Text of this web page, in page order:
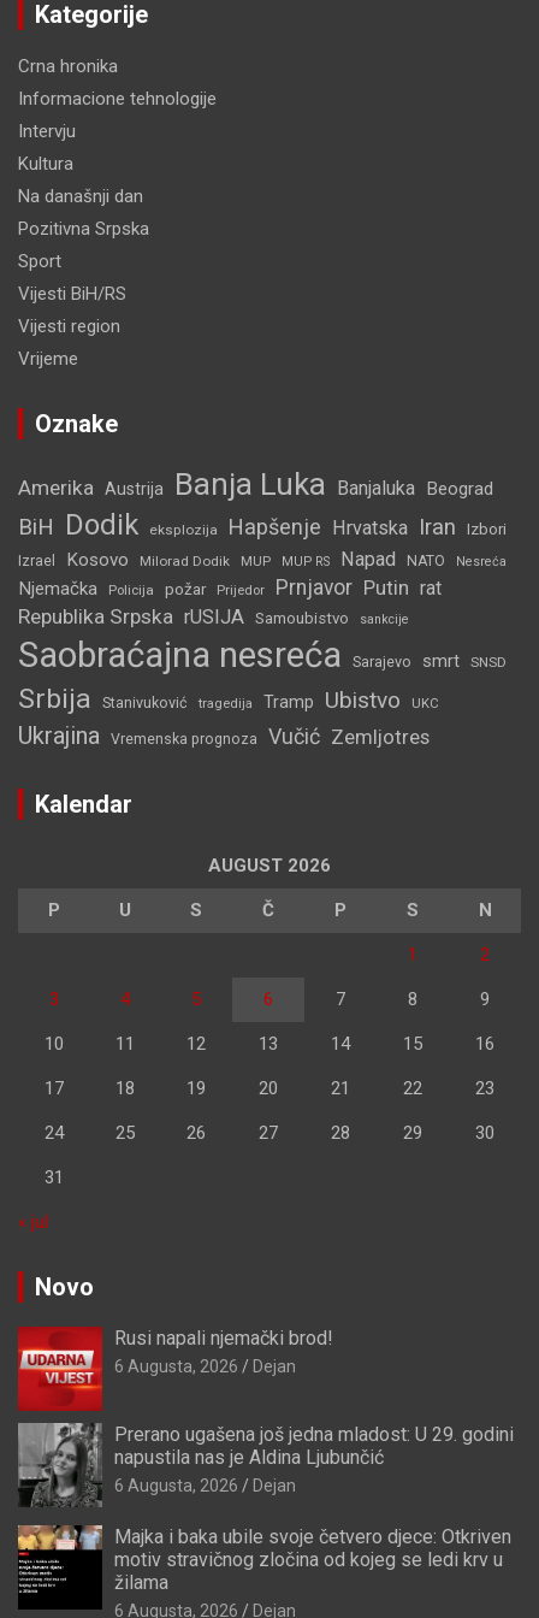
Kategorije
Crna hronika
Informacione tehnologije
Intervju
Kultura
Na današnji dan
Pozitivna Srpska
Sport
Vijesti BiH/RS
Vijesti region
Vrijeme
Oznake
Amerika Austrija Banja Luka Banjaluka Beograd
BiH Dodik eksplozija Hapšenje Hrvatska Iran Izbori
Izrael Kosovo Milorad Dodik MUP MUP RS Napad NATO Nesreća
Njemačka Policija požar Prijedor Prnjavor Putin rat
Republika Srpska rUSIJA Samoubistvo sankcije
Saobraćajna nesreća Sarajevo smrt SNSD
Srbija Stanivuković tragedija Tramp Ubistvo UKC
Ukrajina Vremenska prognoza Vučić Zemljotres
Kalendar
AUGUST 2026
P U S Č P S N
1 2
3 4 5 6 7 8 9
10 11 12 13 14 15 16
17 18 19 20 21 22 23
24 25 26 27 28 29 30
31
« jul
Novo
Rusi napali njemački brod!
6 Augusta, 2026 Dejan
Prerano ugašena još jedna mladost: U 29. godini
napustila nas je Aldina Ljubunčić
6 Augusta, 2026 Dejan
Majka i baka ubile svoje četvero djece: Otkriven
motiv stravičnog zločina od kojeg se ledi krv u
žilama
6 Augusta, 2026 Dejan